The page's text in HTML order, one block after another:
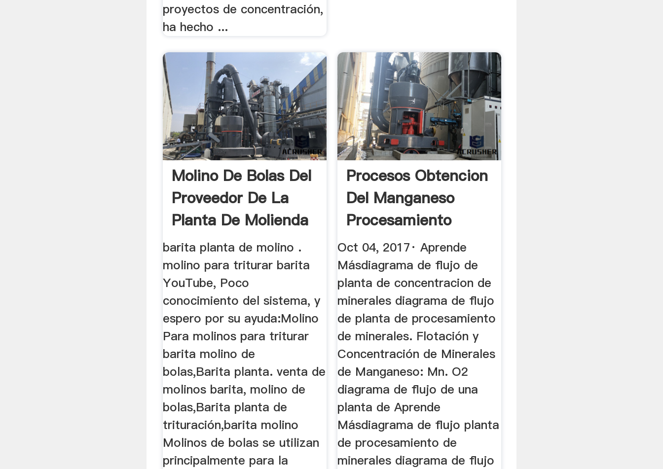
proyectos de concentración,
ha hecho ...
Molino De Bolas Del
Proveedor De La
Planta De Molienda
De ...
barita planta de molino .
molino para triturar barita
YouTube, Poco
conocimiento del sistema, y
espero por su ayuda:Molino
Para molinos para triturar
barita molino de
bolas,Barita planta. venta de
molinos barita, molino de
bolas,Barita planta de
trituración,barita molino
Molinos de bolas se utilizan
principalmente para la
Procesos Obtencion
Del Manganeso
Procesamiento
Barita ...
Oct 04, 2017· Aprende
Másdiagrama de flujo de
planta de concentracion de
minerales diagrama de flujo
de planta de procesamiento
de minerales. Flotación y
Concentración de Minerales
de Manganeso: Mn. O2
diagrama de flujo de una
planta de Aprende
Másdiagrama de flujo planta
de procesamiento de
minerales diagrama de flujo